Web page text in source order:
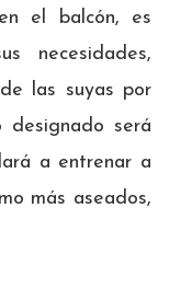
el balcón, es
necesidades,
las suyas por
será
a entrenar a
más aseados,